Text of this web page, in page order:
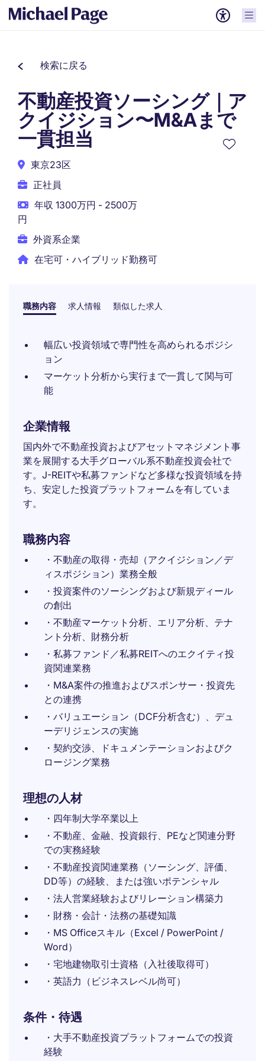
検索に戻る
不動産投資ソーシング｜ア
クイジション〜M&Aまで
一貫担当
東京23区
正社員
年収 1300万円 - 2500万
円
外資系企業
在宅可・ハイブリッド勤務可
職務内容 求人情報 類似した求人
幅広い投資領域で専門性を高められるポジシ
ョン
マーケット分析から実行まで一貫して関与可
能
企業情報
国内外で不動産投資およびアセットマネジメント事
業を展開する大手グローバル系不動産投資会社で
す。J-REITや私募ファンドなど多様な投資領域を持
ち、安定した投資プラットフォームを有していま
す。
職務内容
・不動産の取得・売却（アクイジション／デ
ィスポジション）業務全般
・投資案件のソーシングおよび新規ディール
の創出
・不動産マーケット分析、エリア分析、テナ
ント分析、財務分析
・私募ファンド／私募REITへのエクイティ投
資関連業務
・M&A案件の推進およびスポンサー・投資先
との連携
・バリュエーション（DCF分析含む）、デュ
ーデリジェンスの実施
・契約交渉、ドキュメンテーションおよびク
ロージング業務
理想の人材
・四年制大学卒業以上
・不動産、金融、投資銀行、PEなど関連分野
での実務経験
・不動産投資関連業務（ソーシング、評価、
DD等）の経験、または強いポテンシャル
・法人営業経験およびリレーション構築力
・財務・会計・法務の基礎知識
・MS Officeスキル（Excel / PowerPoint /
Word）
・宅地建物取引士資格（入社後取得可）
・英語力（ビジネスレベル尚可）
条件・待遇
・大手不動産投資プラットフォームでの投資
経験